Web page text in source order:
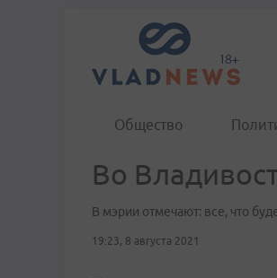
Общество
Во
В мэрии отмечают: все, что
19:23, 8 августа 2021